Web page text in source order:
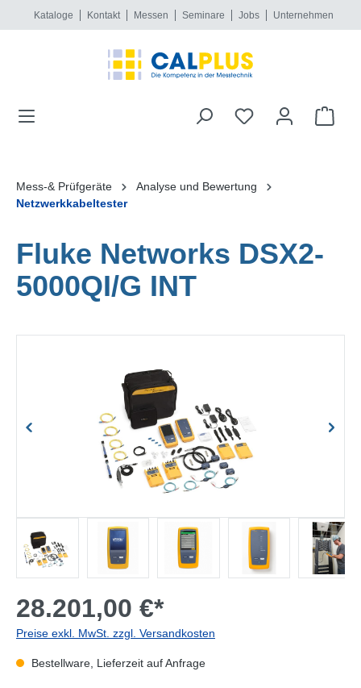
springen
Kataloge Kontakt Messen Seminare Jobs Unternehmen
Mess-& Prüfgeräte
Analyse und Bewertung
Netzwerkkabeltester
Fluke Networks DSX2-
5000QI/G INT
28.201,00 €*
Preise exkl. MwSt. zzgl. Versandkosten
Bestellware, Lieferzeit auf Anfrage